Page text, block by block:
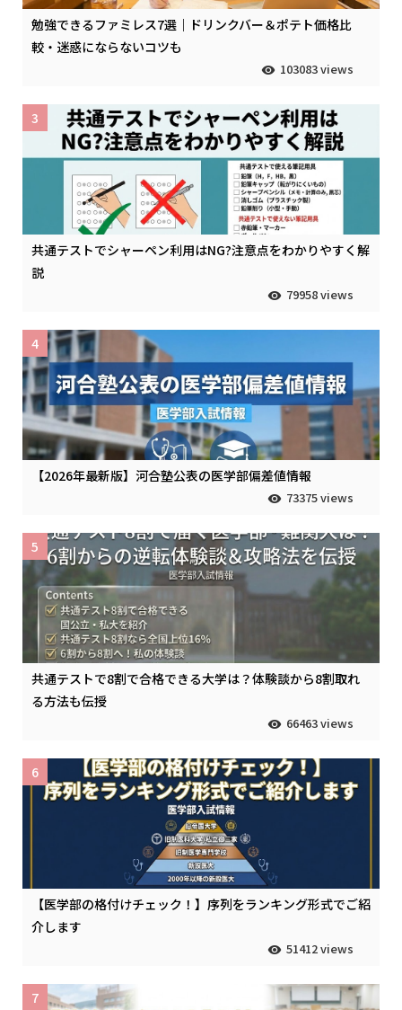
勉強できるファミレス7選｜ドリンクバー＆ポテト価格比
較・迷惑にならないコツも
103083 views
共通テストでシャーペン利用はNG?注意点をわかりやすく解
説
79958 views
3
【2026年最新版】河合塾公表の医学部偏差値情報
73375 views
4
共通テストで8割で合格できる大学は？体験談から8割取れ
る方法も伝授
66463 views
5
【医学部の格付けチェック！】序列をランキング形式でご紹
介します
51412 views
6
7